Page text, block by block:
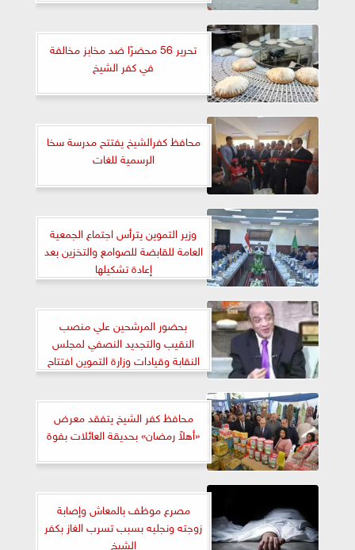
تحرير 56 محضرًا ضد مخابز مخالفة
في كفر الشيخ
محافظ كفرالشيخ يفتتح ‏مدرسة سخا
الرسمية للغات
وزير التموين يترأس اجتماع الجمعية
العامة للقابضة للصوامع والتخزين بعد
إعادة تشكيلها
بحضور المرشحين علي منصب
النقيب والتجديد النصفي لمجلس
النقابة وقيادات وزارة التموين افتتاح
اهلا يا رمضان الاثنين القادم
محافظ كفر الشيخ يتفقد معرض
«أهلاً رمضان» بحديقة العائلات بفوة
مصرع موظف بالمعاش وإصابة
زوجته ونجليه بسبب تسرب الغاز بكفر
الشيخ